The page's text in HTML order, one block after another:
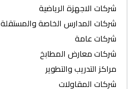
شركات الاجهزة الرياضية
شركات المدارس الخاصة والمستقلة
شركات عامة
شركات معارض المطابخ
مراكز التدريب والتطوير
شركات المقاولات